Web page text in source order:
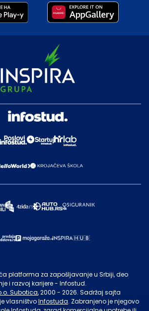
platforma za zapošljavanje u Srbiji, deo
i razvoj karijere - Infostud.
Subotica, 2000 - 2026. Sadržaj sajta
je vlasništvoInfostuda. Zabranjeno je njegovo